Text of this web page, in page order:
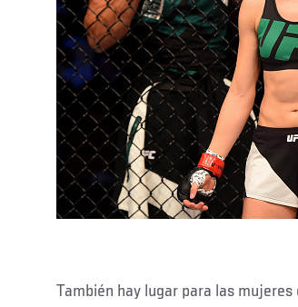
También hay lugar para las